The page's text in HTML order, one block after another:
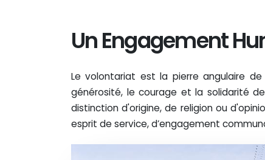
Un Engagement
Le volontariat est la pierre angulaire
générosité, le courage et la solidarité
distinction d'origine, de religion ou
esprit de service, d’engagement